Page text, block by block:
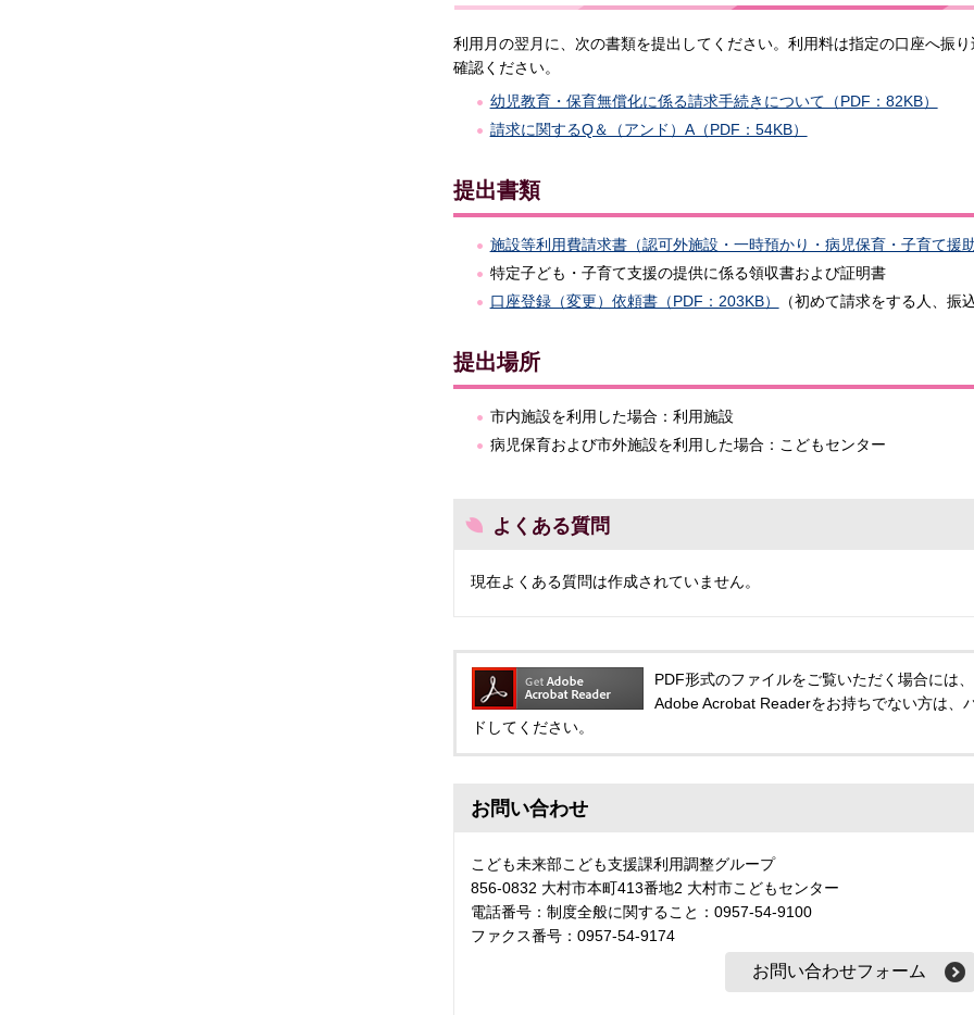
利用月の翌月に、次の書類を提出してください。利用料は指定の口座へ振
確認ください。
幼児教育・保育無償化に係る請求手続きについて（PDF：82KB）
請求に関するQ＆（アンド）A（PDF：54KB）
提出書類
施設等利用費請求書（認可外施設・一時預かり・病児保育・子育て援
特定子ども・子育て支援の提供に係る領収書および証明書
口座登録（変更）依頼書（PDF：203KB）
（初めて請求をする人、振
提出場所
市内施設を利用した場合：利用施設
病児保育および市外施設を利用した場合：こどもセンター
よくある質問
現在よくある質問は作成されていません。
PDF形式のファイルをご覧いただく場合には
Adobe Acrobat Readerをお持ちでない方は、
ドしてください。
お問い合わせ
こども未来部こども支援課利用調整グループ
856-0832 大村市本町413番地2 大村市こどもセンター
電話番号：制度全般に関すること：0957-54-9100
ファクス番号：0957-54-9174